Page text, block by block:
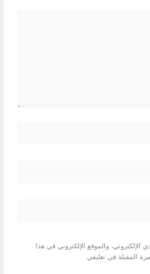
الإلكتروني، والموقع الإلكتروني في هذا
المقبلة في تعليقي.